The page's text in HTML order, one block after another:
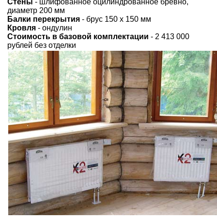
Стены - шлифованное оцилиндрованное бревно,
диаметр 200 мм
Балки перекрытия - брус 150 х 150 мм
Кровля - ондулин
Стоимость в базовой комплектации - 2 413 000
рублей без отделки